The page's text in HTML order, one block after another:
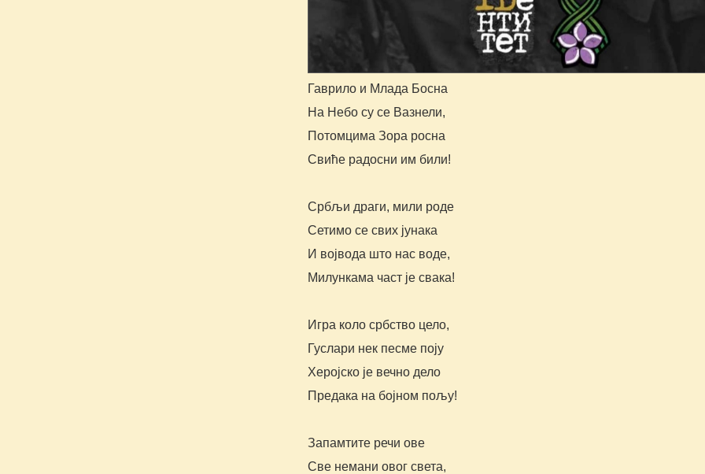
Гаврило и Млада Босна
На Небо су се Вазнели,
Потомцима Зора росна
Свиће радосни им били!
Србљи драги, мили роде
Сетимо се свих јунака
И војвода што нас воде,
Милункама част је свака!
Игра коло србство цело,
Гуслари нек песме поју
Херојско је вечно дело
Предака на бојном пољу!
Запамтите речи ове
Све немани овог света,